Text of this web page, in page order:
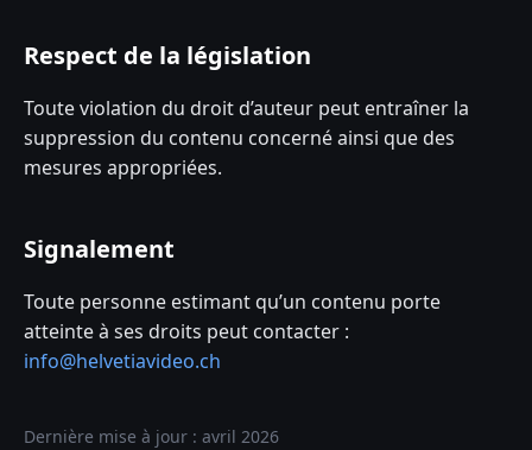
Respect de la législation
Toute violation du droit d’auteur peut entraîner la
suppression du contenu concerné ainsi que des
mesures appropriées.
Signalement
Toute personne estimant qu’un contenu porte
atteinte à ses droits peut contacter :
info@helvetiavideo.ch
Dernière mise à jour : avril 2026